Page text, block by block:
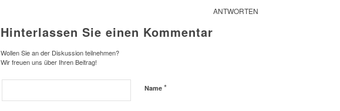
ANTWORTEN
Hinterlassen Sie einen Kommentar
Wollen Sie an der Diskussion teilnehmen?
Wir freuen uns über Ihren Beitrag!
Name *